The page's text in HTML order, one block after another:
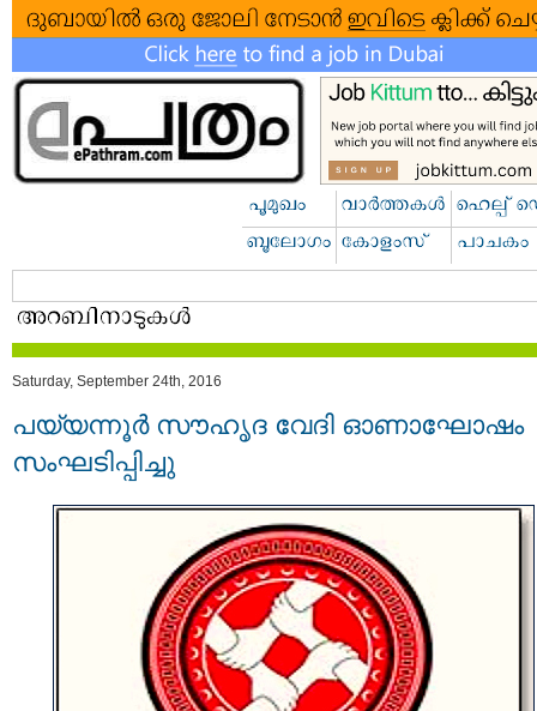
Saturday, September 24th, 2016
പയ്യന്നൂർ സൗഹൃദ വേദി ഓണാഘോഷം
സംഘടിപ്പിച്ചു